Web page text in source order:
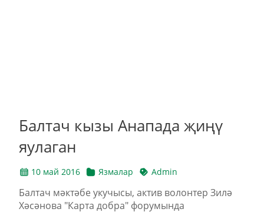
Балтач кызы Анапада җиңү
яулаган
10 май 2016 Язмалар Admin
Балтач мәктәбе укучысы, актив волонтер Зилә
Хәсәнова "Карта добра" форумында